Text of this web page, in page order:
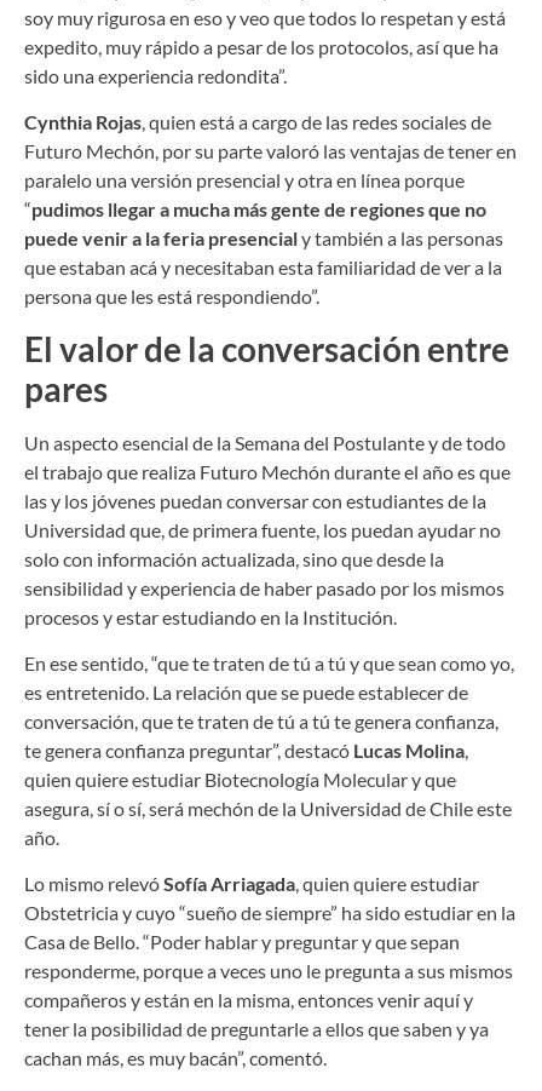
soy muy rigurosa en eso y veo que todos lo respetan y está
expedito, muy rápido a pesar de los protocolos, así que ha
sido una experiencia redondita”.
Cynthia Rojas, quien está a cargo de las redes sociales de
Futuro Mechón, por su parte valoró las ventajas de tener en
paralelo una versión presencial y otra en línea porque
“pudimos llegar a mucha más gente de regiones que no
puede venir a la feria presencialy también a las personas
que estaban acá y necesitaban esta familiaridad de ver a la
persona que les está respondiendo”.
El valor de la conversación entre
pares
Un aspecto esencial de la Semana del Postulante y de todo
el trabajo que realiza Futuro Mechón durante el año es que
las y los jóvenes puedan conversar con estudiantes de la
Universidad que, de primera fuente, los puedan ayudar no
solo con información actualizada, sino que desde la
sensibilidad y experiencia de haber pasado por los mismos
procesos y estar estudiando en la Institución.
En ese sentido, “que te traten de tú a tú y que sean como yo,
es entretenido. La relación que se puede establecer de
conversación, que te traten de tú a tú te genera confianza,
te genera confianza preguntar”, destacó Lucas Molina,
quien quiere estudiar Biotecnología Molecular y que
asegura, sí o sí, será mechón de la Universidad de Chile este
año.
Lo mismo relevóSofía Arriagada, quien quiere estudiar
Obstetricia y cuyo “sueño de siempre” ha sido estudiar en la
Casa de Bello. “Poder hablar y preguntar y que sepan
responderme, porque a veces uno le pregunta a sus mismos
compañeros y están en la misma, entonces venir aquí y
tener la posibilidad de preguntarle a ellos que saben y ya
cachan más, es muy bacán”, comentó.